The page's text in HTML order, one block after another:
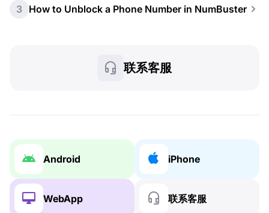
3 How to Unblock a Phone Number in NumBuster
联系客服
Android iPhone
WebApp 联系客服